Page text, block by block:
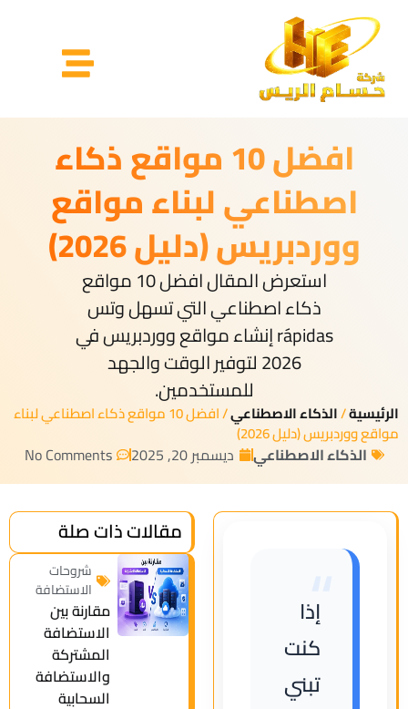
افضل 10 مواقع ذكاء
اصطناعي لبناء مواقع
ووردبريس (دليل 2026)
استعرض المقال افضل 10 مواقع
ذكاء اصطناعي التي تسهل وتس
rápidas إنشاء مواقع ووردبريس في
2026 لتوفير الوقت والجهد
للمستخدمين.
الرئيسية/الذكاء الاصطناعي / افضل 10 مواقع ذكاء اصطناعي لبناء
مواقع ووردبريس (دليل 2026)
الذكاء الاصطناعي ديسمبر 20, 2025 No Comments
“
إذا
كنت
تبني
مقالات ذات صلة
شروحات
الاستضافة
مقارنة بين
الاستضافة
المشتركة
والاستضافة
السحابية